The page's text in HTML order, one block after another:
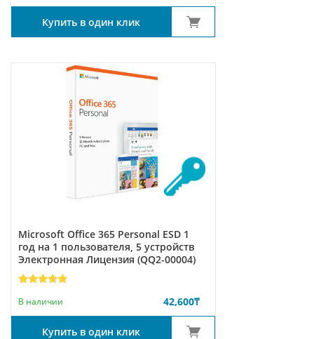
опроса
пользователей
Купить в один клик
Microsoft Office 365 Personal ESD 1
год на 1 пользователя, 5 устройств
Электронная Лицензия (QQ2-00004)
5.00из 5
опроса
пользователей
В наличии 42,600₸
Купить в один клик